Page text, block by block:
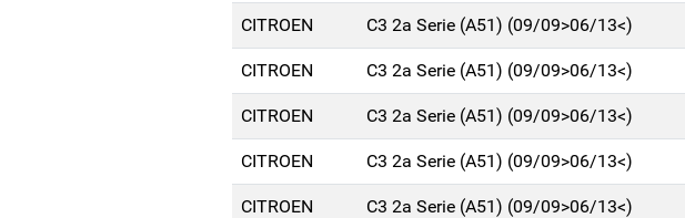
CITROEN C3 2a Serie (A51) (09/09>06/13<)
CITROEN C3 2a Serie (A51) (09/09>06/13<)
CITROEN C3 2a Serie (A51) (09/09>06/13<)
CITROEN C3 2a Serie (A51) (09/09>06/13<)
CITROEN C3 2a Serie (A51) (09/09>06/13<)